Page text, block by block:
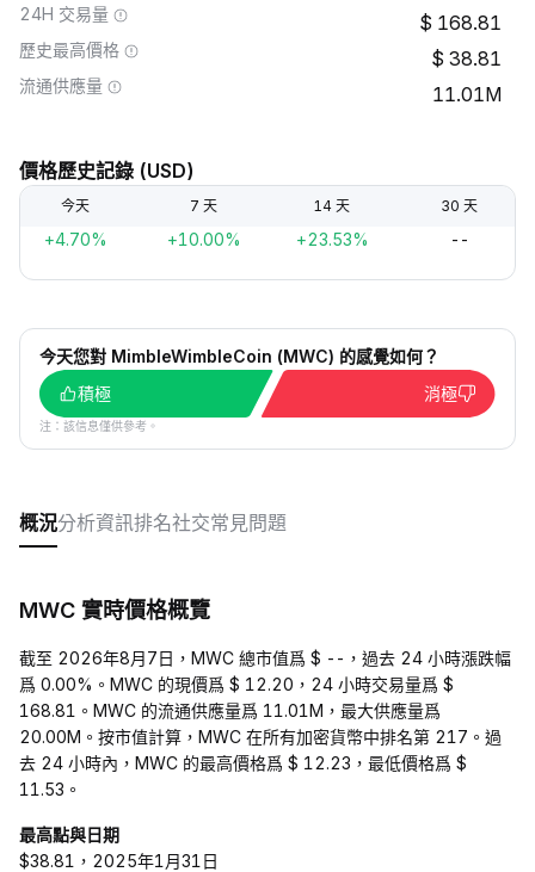
24H 交易量 168.81
歷史最高價格 38.81
流通供應量 11.01M
價格歷史記錄 (USD)
今天 7 天 14 天 30 天
+4.70% +10.00% +23.53% --
今天您對 MimbleWimbleCoin (MWC) 的感覺如何？
積極
消極
注：該信息僅供參考。
概況分析資訊排名社交常見問題
MWC 實時價格概覽
截至 2026年8月7日，MWC 總市值爲 $ --，過去 24 小時漲跌幅
爲 0.00%。MWC 的現價爲 $ 12.20，24 小時交易量爲 $
168.81。MWC 的流通供應量爲 11.01M，最大供應量爲
20.00M。按市值計算，MWC 在所有加密貨幣中排名第 217。過
去 24 小時內，MWC 的最高價格爲 $ 12.23，最低價格爲 $
11.53。
最高點與日期
$38.81，2025年1月31日